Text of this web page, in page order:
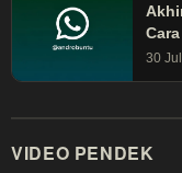
30
VIDEO PENDEK